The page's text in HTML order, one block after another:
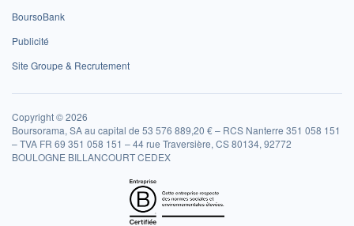
BoursoBank
Publicité
Site Groupe & Recrutement
Copyright © 2026
Boursorama, SA au capital de 53 576 889,20 € – RCS Nanterre 351 058 151
– TVA FR 69 351 058 151 – 44 rue Traversière, CS 80134, 92772
BOULOGNE BILLANCOURT CEDEX